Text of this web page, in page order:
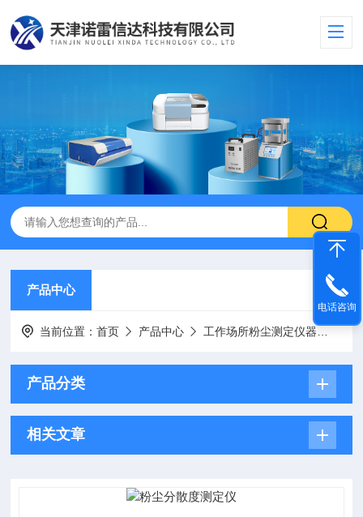
产品中心
当前位置：首页 产品中心 工作场所粉尘测定仪器
产品分类
相关文章
电话咨询